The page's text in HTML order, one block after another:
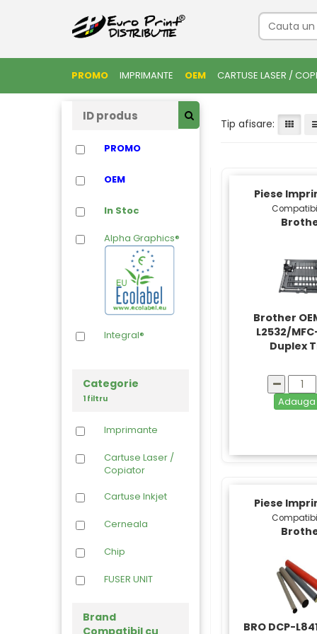
PROMO IMPRIMANTE OEM CARTUSE LASER /
PROMO
OEM
In Stoc
Alpha Graphics®
Integral®
Categorie
1 filtru
Imprimante
Cartuse Laser /
Copiator
Cartuse Inkjet
Cerneala
Chip
FUSER UNIT
Brand
Compatibil cu
Tip afisare:
Piese
Brother
L2532/
Duplex
Piese
BRO DCP-